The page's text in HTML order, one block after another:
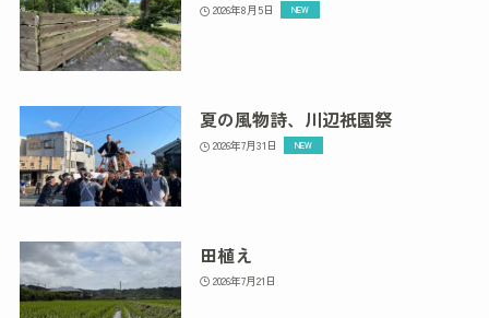
2026年8月5日
夏の風物詩、川辺祇園祭
2026年7月31日
田植え
2026年7月21日